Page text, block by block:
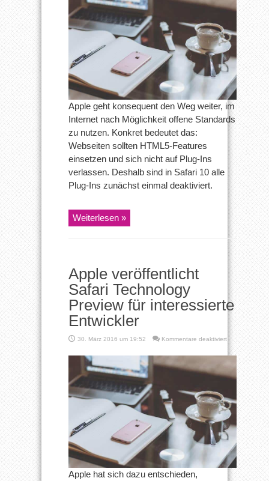
versucht,
Ins
auszukommen
Apple geht konsequent den Weg weiter, im
Internet nach Möglichkeit offene Standards
zu nutzen. Konkret bedeutet das:
Webseiten sollten HTML5-Features
einsetzen und sich nicht auf Plug-Ins
verlassen. Deshalb sind in Safari 10 alle
Plug-Ins zunächst einmal deaktiviert.
Weiterlesen »
Apple veröffentlicht
Safari Technology
Preview für interessierte
Entwickler
30. März 2016 um 19:52 Kommentare deaktiviertfür
Apple
veröffentlicht
Technology
interessierte
Entwickler
Apple hat sich dazu entschieden,